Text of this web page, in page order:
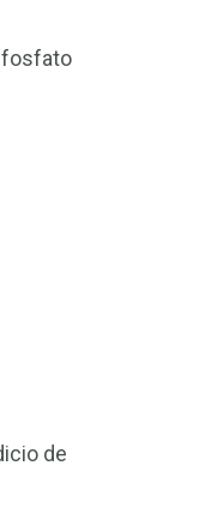
fosfato
de